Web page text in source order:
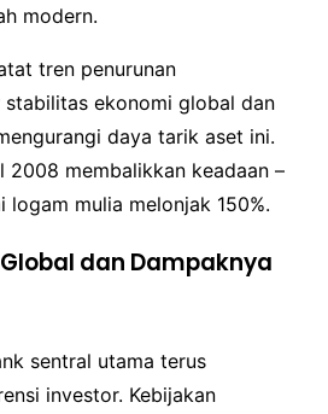
modern.
tren penurunan
stabilitas ekonomi global dan
daya tarik aset ini.
2008 membalikkan keadaan –
logam mulia melonjak 150%.
dan Dampaknya
sentral utama terus
investor. Kebijakan